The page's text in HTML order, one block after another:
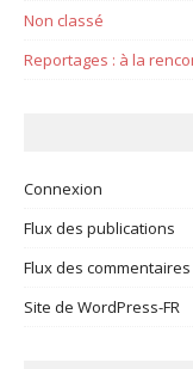
Non classé
Reportages : à la
Connexion
Flux des publications
Flux des commentaires
Site de WordPress-FR